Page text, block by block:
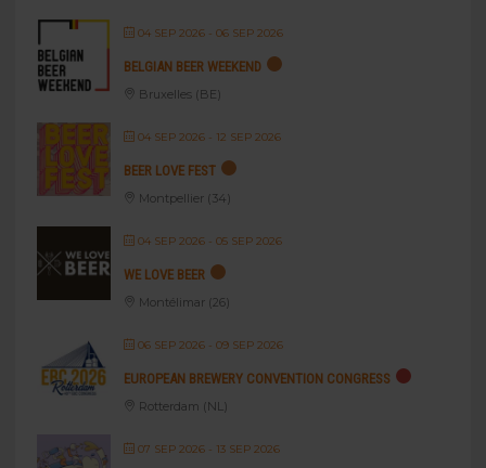
04 SEP 2026- 06 SEP 2026
BELGIAN BEER WEEKEND
Bruxelles (BE)
04 SEP 2026- 12 SEP 2026
BEER LOVE FEST
Montpellier (34)
04 SEP 2026- 05 SEP 2026
WE LOVE BEER
Montélimar (26)
06 SEP 2026- 09 SEP 2026
EUROPEAN BREWERY CONVENTION CONGRESS
Rotterdam (NL)
07 SEP 2026- 13 SEP 2026